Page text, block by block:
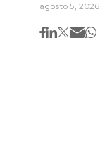
agosto 5, 2026